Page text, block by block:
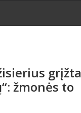
grįžta
žmonės to